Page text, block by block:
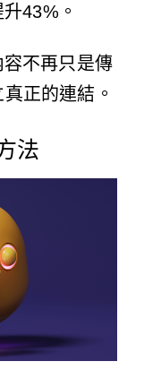
43%。
不再只是傳
正的連結。
法